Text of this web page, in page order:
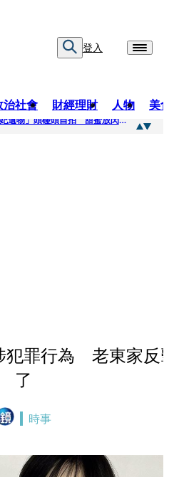
登入
治社會 財經理財 人物 美
梅根勾哈利王子跑趴！「戴黛妃遺物」頭碰頭自拍 甜蜜放閃搶鏡
犯罪行為 老東家反
了
時事